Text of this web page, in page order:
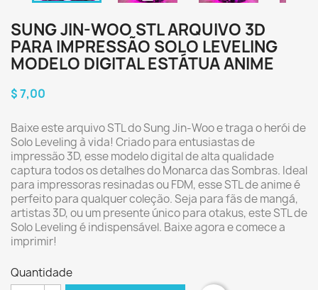
SUNG JIN-WOO STL ARQUIVO 3D
PARA IMPRESSÃO SOLO LEVELING
MODELO DIGITAL ESTÁTUA ANIME
$ 7,00
Baixe este arquivo STL do Sung Jin-Woo e traga o herói de
Solo Leveling à vida! Criado para entusiastas de
impressão 3D, esse modelo digital de alta qualidade
captura todos os detalhes do Monarca das Sombras. Ideal
para impressoras resinadas ou FDM, esse STL de anime é
perfeito para qualquer coleção. Seja para fãs de mangá,
artistas 3D, ou um presente único para otakus, este STL de
Solo Leveling é indispensável. Baixe agora e comece a
imprimir!
Quantidade